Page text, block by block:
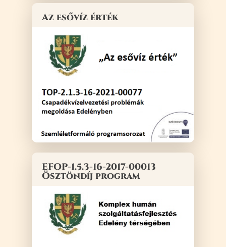
Az esővíz érték
EFOP-1.5.3-16-2017-00013
Ösztöndíj program